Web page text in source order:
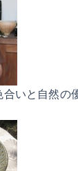
合いと自然の